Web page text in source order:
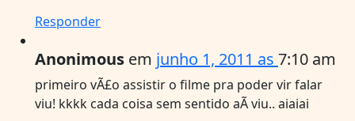
Responder
Anonimous em junho 1, 2011 as 7:10 am
primeiro vÃ£o assistir o filme pra poder vir falar
viu! kkkk cada coisa sem sentido aÃ­ viu.. aiaiai